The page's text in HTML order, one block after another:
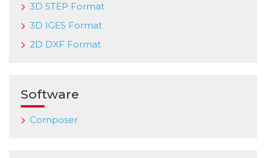
3D STEP Format
3D IGES Format
2D DXF Format
Software
Composer